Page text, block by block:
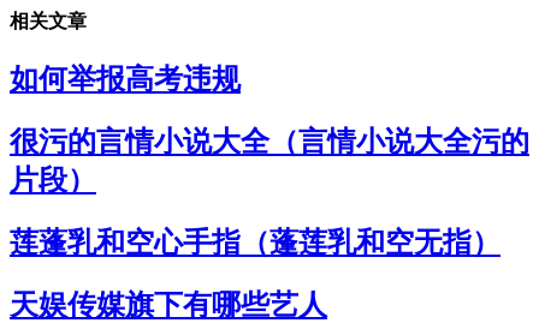
相关文章
如何举报高考违规
很污的言情小说大全（言情小说大全污的
片段）
莲蓬乳和空心手指（蓬莲乳和空无指）
天娱传媒旗下有哪些艺人